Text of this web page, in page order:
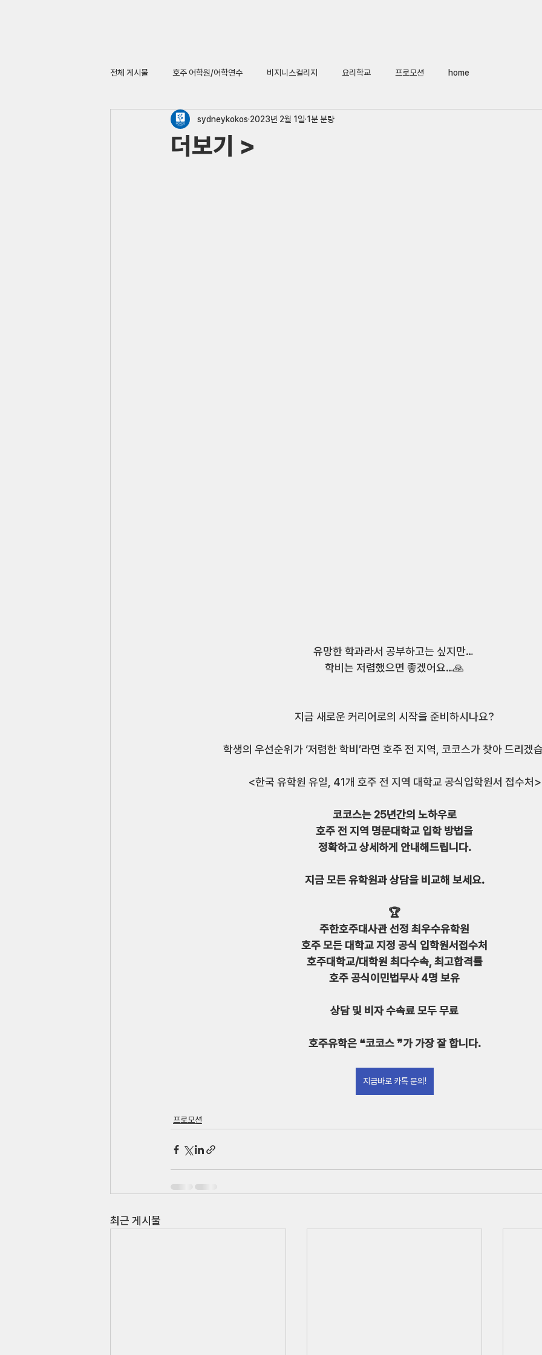
전체 게시물 호주 어학원/어학연수 비지니스컬리지 요리학교 프로모션 home
더보기 >
sydneykokos 2023년 2월 1일 1분 분량
유망한 학과라서 공부하고는 싶지만…
학비는 저렴했으면 좋겠어요…🙏
지금 새로운 커리어로의 시작을 준비하시나요?
학생의 우선순위가 ‘저렴한 학비’라면 호주 전 지역, 코코스가 찾아 드리겠
<한국 유학원 유일, 41개 호주 전 지역 대학교 공식입학원서 접수처>
코코스는 25년간의 노하우로
호주 전 지역 명문대학교 입학 방법을
정확하고 상세하게 안내해드립니다.
지금 모든 유학원과 상담을 비교해 보세요.
🏆
주한호주대사관 선정 최우수유학원
호주 모든 대학교 지정 공식 입학원서접수처
호주대학교/대학원 최다수속, 최고합격률
호주 공식이민법무사 4명 보유
상담 및 비자 수속료 모두 무료
호주유학은 ❝코코스 ❞가 가장 잘 합니다.
지금바로 카톡 문의!
프로모션
최근 게시물